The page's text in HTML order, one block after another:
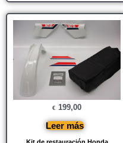
€ 199,00
Leer más